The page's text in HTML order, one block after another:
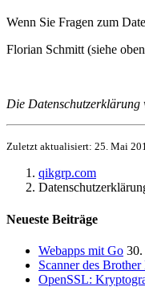
Wenn Sie Fragen zum
Florian Schmitt (siehe
Die Datenschutzerklärung
Zuletzt aktualisiert: 25. Mai
qikgrp.com
Neueste Beiträge
Webapps mit Go 30.
Scanner des
OpenSSL: